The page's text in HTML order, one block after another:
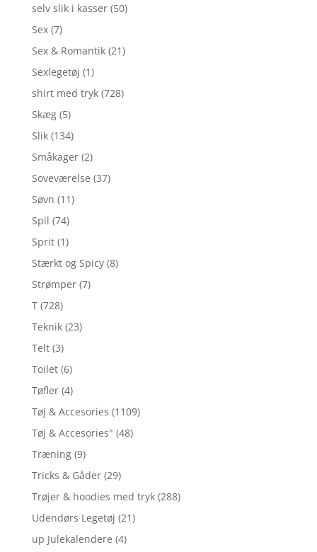
selv slik i kasser (50)
Sex (7)
Sex & Romantik (21)
Sexlegetøj (1)
shirt med tryk (728)
Skæg (5)
Slik (134)
Småkager (2)
Soveværelse (37)
Søvn (11)
Spil (74)
Sprit (1)
Stærkt og Spicy (8)
Strømper (7)
T (728)
Teknik (23)
Telt (3)
Toilet (6)
Tøfler (4)
Tøj & Accesories (1109)
Tøj & Accesories" (48)
Træning (9)
Tricks & Gåder (29)
Trøjer & hoodies med tryk (288)
Udendørs Legetøj (21)
up Julekalendere (4)